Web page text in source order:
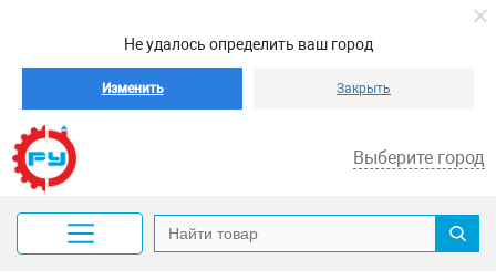
Не удалось определить ваш город
Изменить Закрыть
Выберите город